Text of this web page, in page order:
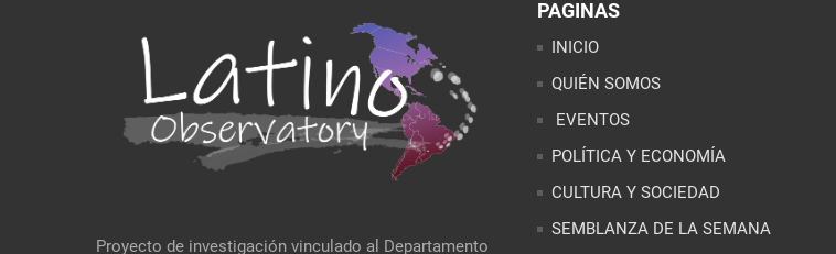
Proyecto de investigación vinculado al Departamento
PAGINAS
INICIO
QUIÉN SOMOS
EVENTOS
POLÍTICA Y ECONOMÍA
CULTURA Y SOCIEDAD
SEMBLANZA DE LA SEMANA